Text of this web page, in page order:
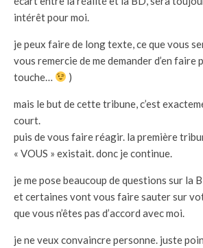
intérêt pour moi.
je peux faire de long texte, ce que vous
vous remercie de me demander d’en faire
touche…
)
mais le but de cette tribune, c’est
court.
puis de vous faire réagir. la première
« VOUS » existait. donc je continue.
je me pose beaucoup de questions sur la
et certaines vont vous faire sauter sur
que vous n’êtes pas d’accord avec moi.
je ne veux convaincre personne. juste